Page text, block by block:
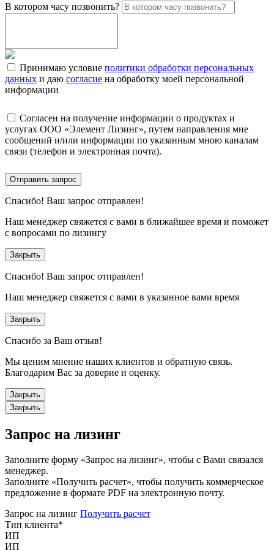
В котором часу позвонить?
Принимаю условие политики обработки персональных
данных и даю согласие на обработку моей персональной
информации
Согласен на получение информации о продуктах и
услугах ООО «Элемент Лизинг», путем направления мне
сообщений и/или информации по указанным мною каналам
связи (телефон и электронная почта).
Отправить запрос
Спасибо! Ваш запрос отправлен!
Наш менеджер свяжется с вами в ближайшее время и поможет
с вопросами по лизингу
Закрыть
Спасибо! Ваш запрос отправлен!
Наш менеджер свяжется с вами в указанное вами время
Закрыть
Спасибо за Ваш отзыв!
Мы ценим мнение наших клиентов и обратную связь.
Благодарим Вас за доверие и оценку.
Закрыть
Закрыть
Запрос на лизинг
Заполните форму «Запрос на лизинг», чтобы с Вами связался
менеджер.
Заполните «Получить расчет», чтобы получить коммерческое
предложение в формате PDF на электронную почту.
Запрос на лизинг Получить расчет
Тип клиента*
ИП
ИП